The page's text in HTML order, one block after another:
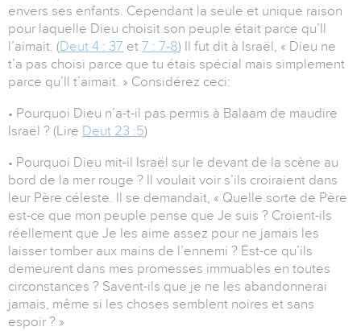
envers ses enfants. Cependant la seule et unique raison
pour laquelle Dieu choisit son peuple était parce qu’Il
l’aimait. (Deut 4 : 37 et 7 : 7-8) Il fut dit à Israël, « Dieu ne
t’a pas choisi parce que tu étais spécial mais simplement
parce qu’Il t’aimait. » Considérez ceci:
• Pourquoi Dieu n’a-t-il pas permis à Balaam de maudire
Israël ? (Lire Deut 23 :5)
• Pourquoi Dieu mit-il Israël sur le devant de la scène au
bord de la mer rouge ? Il voulait voir s’ils croiraient dans
leur Père céleste. Il se demandait, « Quelle sorte de Père
est-ce que mon peuple pense que Je suis ? Croient-ils
réellement que Je les aime assez pour ne jamais les
laisser tomber aux mains de l’ennemi ? Est-ce qu’ils
demeurent dans mes promesses immuables en toutes
circonstances ? Savent-ils que je ne les abandonnerai
jamais, même si les choses semblent noires et sans
espoir ? »